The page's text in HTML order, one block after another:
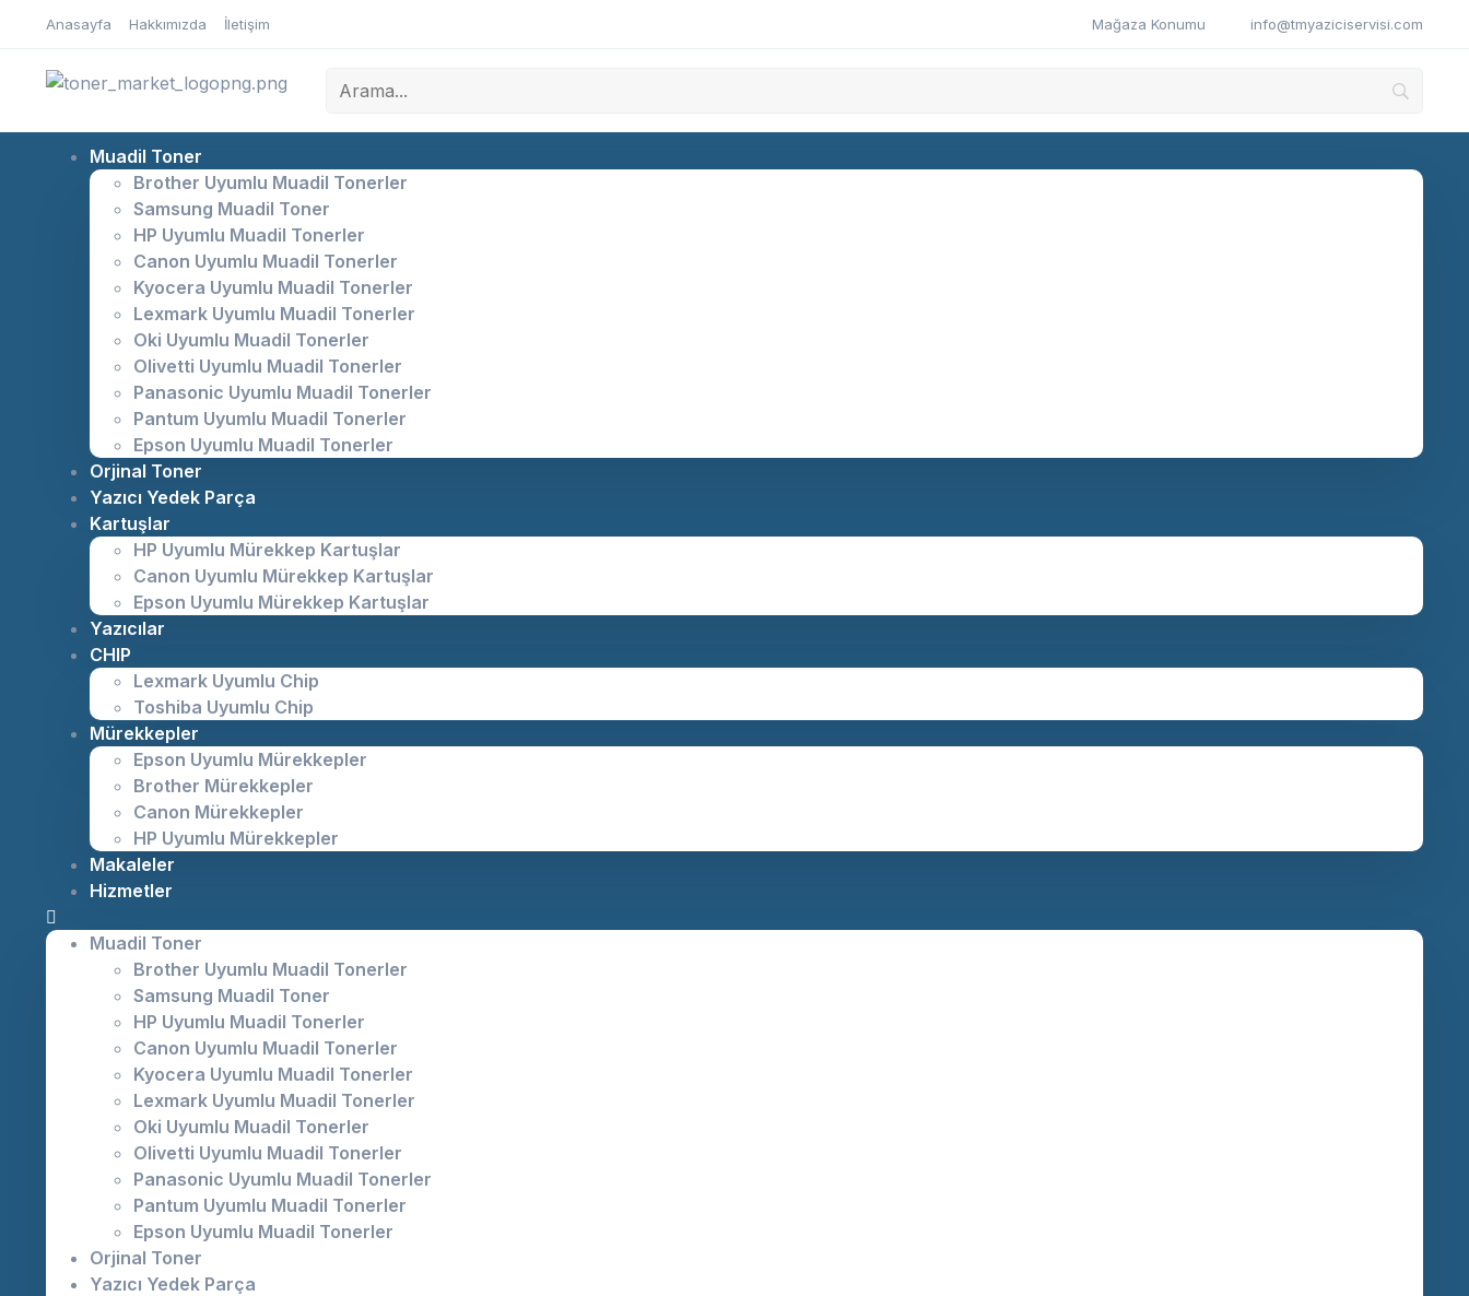
Anasayfa Hakkımızda İletişim Mağaza Konumu info@tmyaziciservisi.com
Muadil Toner
Brother Uyumlu Muadil Tonerler
Samsung Muadil Toner
HP Uyumlu Muadil Tonerler
Canon Uyumlu Muadil Tonerler
Kyocera Uyumlu Muadil Tonerler
Lexmark Uyumlu Muadil Tonerler
Oki Uyumlu Muadil Tonerler
Olivetti Uyumlu Muadil Tonerler
Panasonic Uyumlu Muadil Tonerler
Pantum Uyumlu Muadil Tonerler
Epson Uyumlu Muadil Tonerler
Orjinal Toner
Yazıcı Yedek Parça
Kartuşlar
HP Uyumlu Mürekkep Kartuşlar
Canon Uyumlu Mürekkep Kartuşlar
Epson Uyumlu Mürekkep Kartuşlar
Yazıcılar
CHIP
Lexmark Uyumlu Chip
Toshiba Uyumlu Chip
Mürekkepler
Epson Uyumlu Mürekkepler
Brother Mürekkepler
Canon Mürekkepler
HP Uyumlu Mürekkepler
Makaleler
Hizmetler
Muadil Toner
Brother Uyumlu Muadil Tonerler
Samsung Muadil Toner
HP Uyumlu Muadil Tonerler
Canon Uyumlu Muadil Tonerler
Kyocera Uyumlu Muadil Tonerler
Lexmark Uyumlu Muadil Tonerler
Oki Uyumlu Muadil Tonerler
Olivetti Uyumlu Muadil Tonerler
Panasonic Uyumlu Muadil Tonerler
Pantum Uyumlu Muadil Tonerler
Epson Uyumlu Muadil Tonerler
Orjinal Toner
Yazıcı Yedek Parça